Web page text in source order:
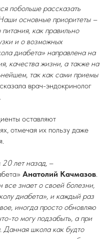
побольше рассказать
основные приоритеты –
как правильно
и о возможных
диабета» направлена на
качества жизни, а также на
так как сами приемы
врач-эндокринолог
.
оставляют
отмечая их пользу даже
лет назад, –
Анатолий Качмазов.
все знает о своей болезни,
диабета», и каждый раз
иногда просто обновляю
то могу подзабыть, а при
Данная школа как будто